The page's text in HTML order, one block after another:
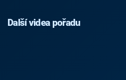
Další videa pořadu